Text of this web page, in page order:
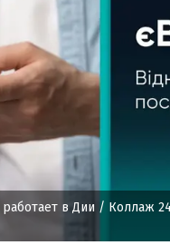
в Дии / Коллаж